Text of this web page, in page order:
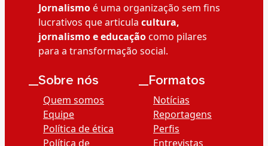
Jornalismoé uma organização sem fins
lucrativos que articula cultura,
jornalismo e educaçãocomo pilares
para a transformação social.
__Sobre nós
Quem somos
Equipe
Política de ética
Política de
__Formatos
Notícias
Reportagens
Perfis
Entrevistas